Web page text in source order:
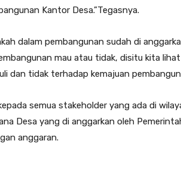
Kantor Desa.”Tegasnya.
dalam pembangunan sudah di
mau atau tidak, disitu kita
dan tidak terhadap kemajuan
semua stakeholder yang ada di
Desa yang di anggarkan oleh
anggaran.